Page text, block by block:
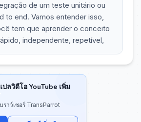
de um teste unitário ou
to end. Vamos entender isso,
tem que aprender o conceito
independente, repetível,
ปลวิดีโอ YouTube เพิ่ม
ราว์เซอร์ TransParrot